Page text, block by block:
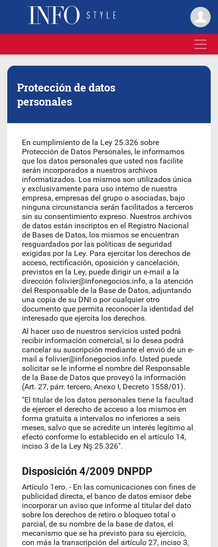
Protección de datos
personales
En cumplimiento de la Ley 25.326 sobre
Protección de Datos Personales, le informamos
que los datos personales que usted nos facilite
serán incorporados a nuestros archivos
informatizados. Los mismos son utilizados única
y exclusivamente para uso interno de nuestra
empresa, empresas del grupo o asociadas, bajo
ninguna circunstancia serán facilitados a terceros
sin su consentimiento expreso. Nuestros archivos
de datos están inscriptos en el Registro Nacional
de Bases de Datos, los mismos se encuentran
resguardados por las políticas de seguridad
exigidas por la Ley. Para ejercitar los derechos de
acceso, rectificación, oposición y cancelación,
previstos en la Ley, puede dirigir un e-mail a la
dirección folivier@infonegocios.info, a la atención
del Responsable de la Base de Datos, adjuntando
una copia de su DNI o por cualquier otro
documento que permita reconocer la identidad del
interesado que ejercita los derechos.
Al hacer uso de nuestros servicios usted podrá
recibir información comercial, si lo desea podrá
cancelar su suscripción mediante el envió de un e-
mail a folivier@infonegocios.info. Usted puede
solicitar se le informe el nombre del Responsable
de la Base de Datos que proveyó la información
(Art. 27, párr. tercero, Anexo I, Decreto 1558/01).
"El titular de los datos personales tiene la facultad
de ejercer el derecho de acceso a los mismos en
forma gratuita a intervalos no inferiores a seis
meses, salvo que se acredite un interés legítimo al
efecto conforme lo establecido en el artículo 14,
inciso 3 de la Ley Nş 25.326".
Disposición 4/2009 DNPDP
Artículo 1ero. - En las comunicaciones con fines de
publicidad directa, el banco de datos emisor debe
incorporar un aviso que informe al titular del dato
sobre los derechos de retiro o bloqueo total o
parcial, de su nombre de la base de datos, el
mecanismo que se ha previsto para su ejercicio,
con más la transcripción del artículo 27, inciso 3,